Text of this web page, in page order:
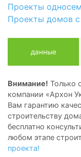
Проекты
Проекты домов
данные
Внимание! Только
компании «Архон
Вам гарантию
строительству
бесплатно
любом этапе
проекта!